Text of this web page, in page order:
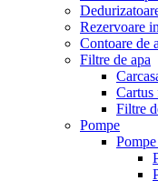
Rezervoare
Contoare de
Filtre de apa
Cartus
Filtre
Pompe